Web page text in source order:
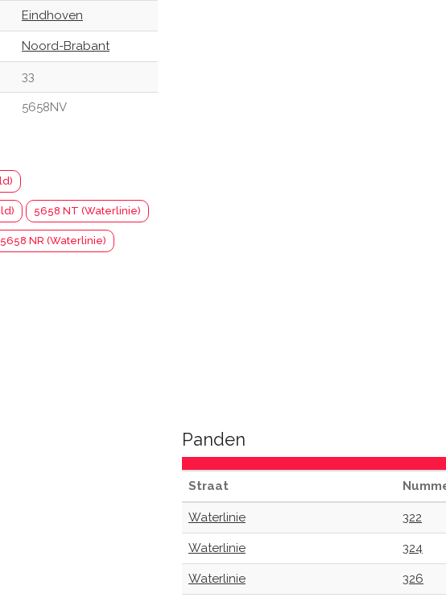
Eindhoven
Noord-Brabant
33
5658NV
5658 NT (Waterlinie)
5658 NR (Waterlinie)
Panden
Straat
Waterlinie 322
Waterlinie 324
Waterlinie 326